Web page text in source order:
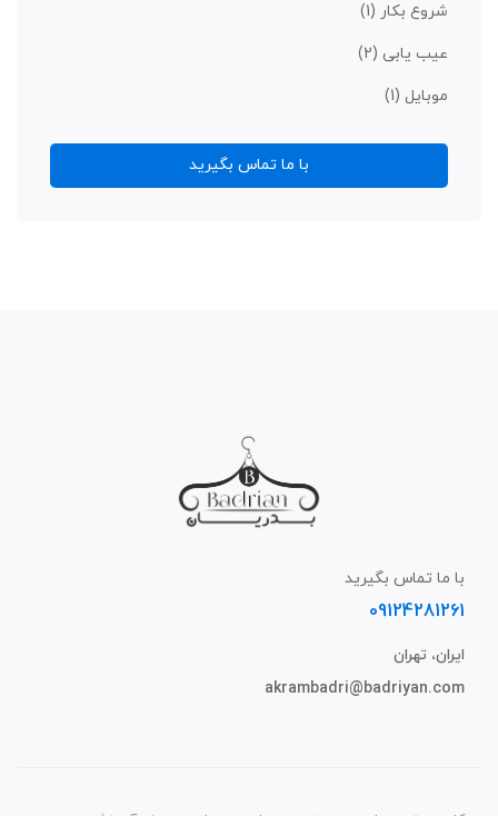
شروع بکار (1)
عیب یابی (2)
موبایل (1)
با ما تماس بگیرید
با ما تماس بگیرید
09124281261
ایران، تهران
akrambadri@badriyan.com